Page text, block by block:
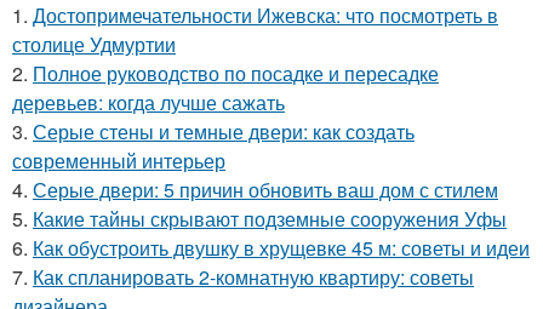
1. Достопримечательности Ижевска: что посмотреть в
столице Удмуртии
2. Полное руководство по посадке и пересадке
деревьев: когда лучше сажать
3. Серые стены и темные двери: как создать
современный интерьер
4. Серые двери: 5 причин обновить ваш дом с стилем
5. Какие тайны скрывают подземные сооружения Уфы
6. Как обустроить двушку в хрущевке 45 м: советы и идеи
7. Как спланировать 2-комнатную квартиру: советы